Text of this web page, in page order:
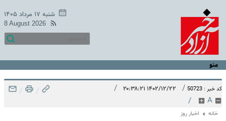
شنبه ۱۷ مرداد ۱۴۰۵
8 August 2026
منو
کد خبر : 50723 / ۱۴۰۲/۱۲/۲۲ ۲۰:۳۸:۲۱ /
A
/
/
/
خانه اخبار روز